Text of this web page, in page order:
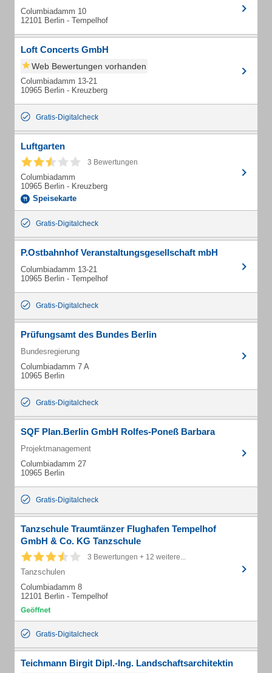
Columbiadamm 10
12101 Berlin - Tempelhof
Loft Concerts GmbH
Web Bewertungen vorhanden
Columbiadamm 13-21
10965 Berlin - Kreuzberg
Gratis-Digitalcheck
Luftgarten
3 Bewertungen
Columbiadamm
10965 Berlin - Kreuzberg
Speisekarte
Gratis-Digitalcheck
P.Ostbahnhof Veranstaltungsgesellschaft mbH
Columbiadamm 13-21
10965 Berlin - Tempelhof
Gratis-Digitalcheck
Prüfungsamt des Bundes Berlin
Bundesregierung
Columbiadamm 7 A
10965 Berlin
Gratis-Digitalcheck
SQF Plan.Berlin GmbH Rolfes-Poneß Barbara
Projektmanagement
Columbiadamm 27
10965 Berlin
Gratis-Digitalcheck
Tanzschule Traumtänzer Flughafen Tempelhof
GmbH & Co. KG Tanzschule
3 Bewertungen + 12 weitere...
Tanzschulen
Columbiadamm 8
12101 Berlin - Tempelhof
Gratis-Digitalcheck
Teichmann Birgit Dipl.-Ing. Landschaftsarchitektin